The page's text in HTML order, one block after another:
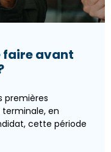
faire avant
premières
terminale, en
cette période